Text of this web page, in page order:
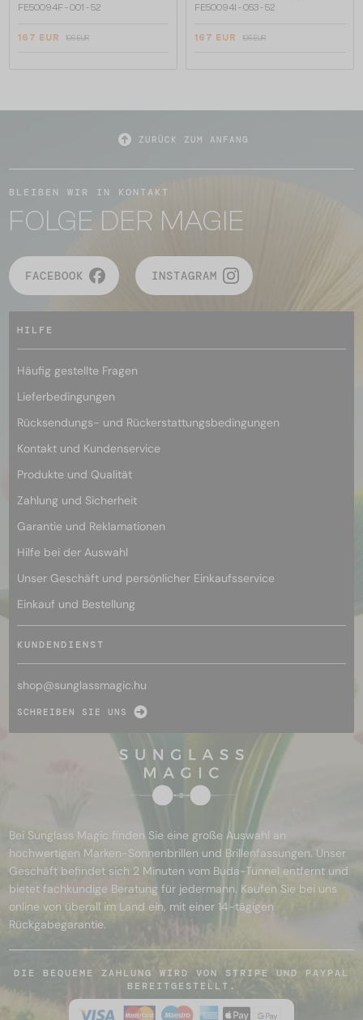
FE50094F - 001 - 52
167 EUR 196 EUR
FE50094I - 053 - 52
167 EUR 196 EUR
ZURÜCK ZUM ANFANG
BLEIBEN WIR IN KONTAKT
FOLGE DER MAGIE
FACEBOOK INSTAGRAM
HILFE
Häufig gestellte Fragen
Lieferbedingungen
Rücksendungs- und Rückerstattungsbedingungen
Kontakt und Kundenservice
Produkte und Qualität
Zahlung und Sicherheit
Garantie und Reklamationen
Hilfe bei der Auswahl
Unser Geschäft und persönlicher Einkaufsservice
Einkauf und Bestellung
KUNDENDIENST
shop@sunglassmagic.hu
SCHREIBEN SIE UNS
Bei Sunglass Magic finden Sie eine große Auswahl an
hochwertigen Marken-Sonnenbrillen und Brillenfassungen. Unser
Geschäft befindet sich 2 Minuten vom Buda-Tunnel entfernt und
bietet fachkundige Beratung für jedermann. Kaufen Sie bei uns
online von überall im Land ein, mit einer 14-tägigen
Rückgabegarantie.
DIE BEQUEME ZAHLUNG WIRD VON STRIPE UND PAYPAL
BEREITGESTELLT.